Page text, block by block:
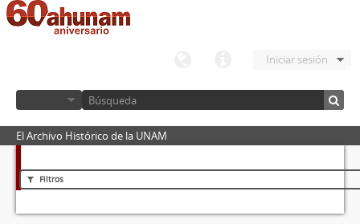
Iniciar sesión
El Archivo Histórico de la UNAM
Filtros